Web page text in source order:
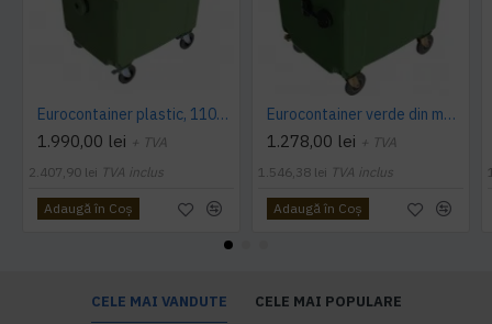
Eurocontainer plastic, 1100 L, verde, capac rotund - Transport Inclus
1.990,00 lei + TVA
2.407,90 lei TVA inclus
Adaugă în Coş
Eurocontainer verde din material plastic, cu capac plat, SULO, 1100 l - Transport Inclus
1.278,00 lei + TVA
1.546,38 lei TVA inclus
Adaugă în Coş
CELE MAI VANDUTE CELE MAI POPULARE